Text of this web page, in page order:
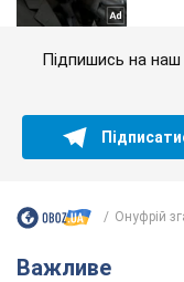
Підпишись на наш
Онуфрій
Важливе